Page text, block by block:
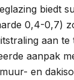
biedt
0,4-0,7)
aan te
aanpak
en